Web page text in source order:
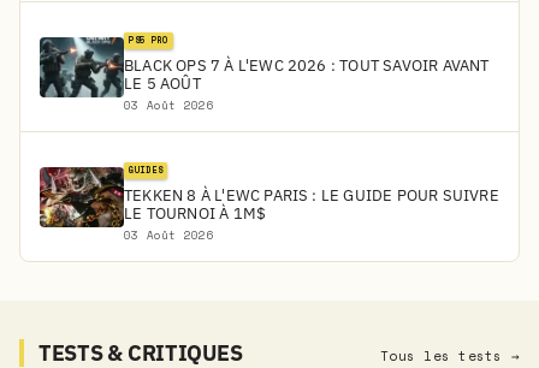
PS5 PRO
BLACK OPS 7 À L'EWC 2026 : TOUT SAVOIR AVANT
LE 5 AOÛT
03 Août 2026
GUIDES
TEKKEN 8 À L'EWC PARIS : LE GUIDE POUR SUIVRE
LE TOURNOI À 1M$
03 Août 2026
TESTS & CRITIQUES Tous les tests →